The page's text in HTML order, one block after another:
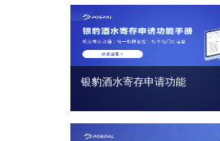
银豹酒水寄存申请功能